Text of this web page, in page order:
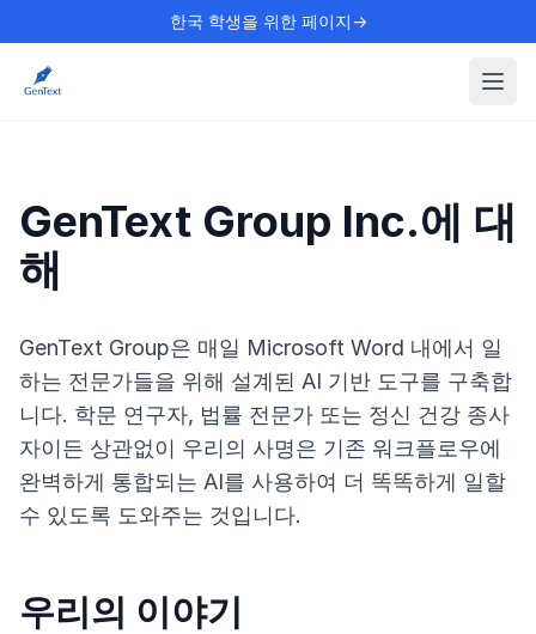
한국 학생을 위한 페이지→
GenText Group Inc.에 대
해
GenText Group은 매일 Microsoft Word 내에서 일
하는 전문가들을 위해 설계된 AI 기반 도구를 구축합
니다. 학문 연구자, 법률 전문가 또는 정신 건강 종사
자이든 상관없이 우리의 사명은 기존 워크플로우에
완벽하게 통합되는 AI를 사용하여 더 똑똑하게 일할
수 있도록 도와주는 것입니다.
우리의 이야기